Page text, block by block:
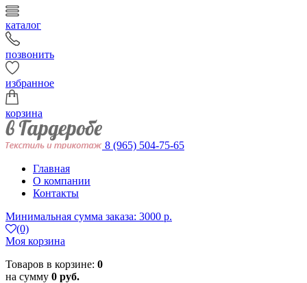
каталог
позвонить
избранное
корзина
8 (965) 504-75-65
Главная
О компании
Контакты
Минимальная сумма заказа: 3000 р.
(0)
Моя корзина
Товаров в корзине: 0
на сумму 0 руб.